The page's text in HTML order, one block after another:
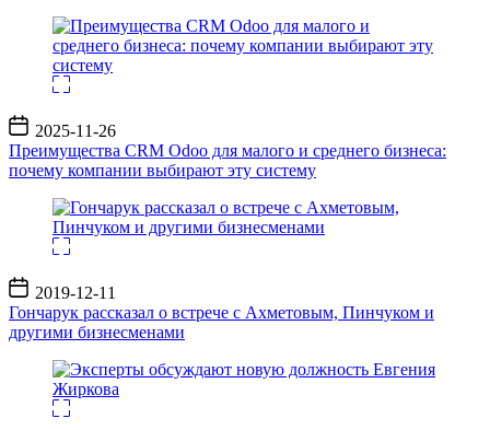
Дата
записи
2025-11-26
Преимущества CRM Odoo для малого и среднего бизнеса:
почему компании выбирают эту систему
Дата
записи
2019-12-11
Гончарук рассказал о встрече с Ахметовым, Пинчуком и
другими бизнесменами